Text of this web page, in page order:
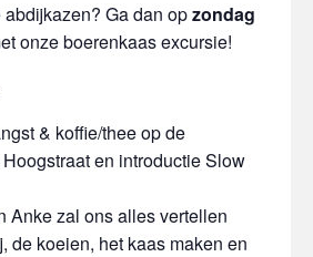
Ga dan opzondag
onze boerenkaas excursie!
& koffie/thee op de
en introductie Slow
Anke zal ons alles vertellen
de koeien, het kaas maken en